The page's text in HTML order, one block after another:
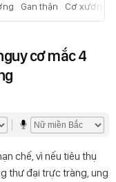
Gan thận Cơ xương
cơ mắc 4
chế, vì nếu tiêu thụ
thư đại trực tràng, ung